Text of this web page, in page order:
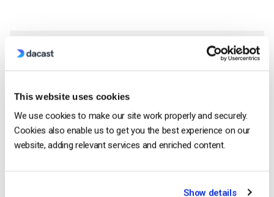
This website uses cookies
We use cookies to make our site work properly and securely.
Cookies also enable us to get you the best experience on our
website, adding relevant services and enriched content.
Show details
Come abbiamo brevemente accennato, per il live streaming
videocamera, un microfono, un computer, internet ed eventuali
accessori di supporto, come un treppiede.